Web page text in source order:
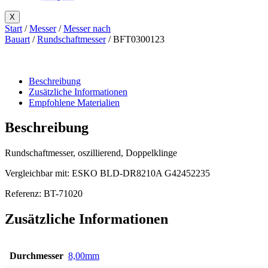
X
Start /Messer/Messer nach
Bauart /Rundschaftmesser/ BFT0300123
Beschreibung
Zusätzliche Informationen
Empfohlene Materialien
Beschreibung
Rundschaftmesser, oszillierend, Doppelklinge
Vergleichbar mit: ESKO BLD-DR8210A G42452235
Referenz: BT-71020
Zusätzliche Informationen
Durchmesser 8,00mm